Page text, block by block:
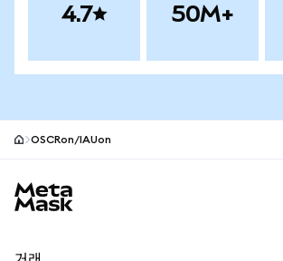
4.7 50M+
OSCRon/IAUon